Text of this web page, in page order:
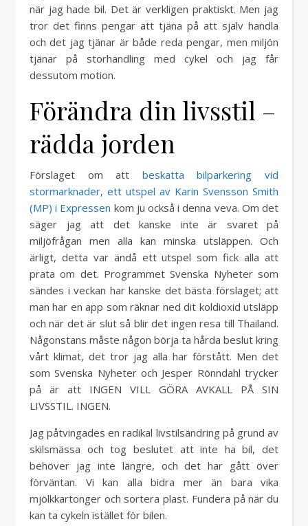
när jag hade bil. Det är verkligen praktiskt. Men jag
tror det finns pengar att tjäna på att själv handla
och det jag tjänar är både reda pengar, men miljön
tjänar på storhandling med cykel och jag får
dessutom motion.
Förändra din livsstil –
rädda jorden
Förslaget om att beskatta bilparkering vid
stormarknader, ett utspel av Karin Svensson Smith
(MP) i Expressen kom ju också i denna veva. Om det
säger jag att det kanske inte är svaret på
miljöfrågan men alla kan minska utsläppen. Och
ärligt, detta var ändå ett utspel som fick alla att
prata om det. Programmet Svenska Nyheter som
sändes i veckan har kanske det bästa förslaget; att
man har en app som räknar ned dit koldioxid utsläpp
och när det är slut så blir det ingen resa till Thailand.
Någonstans måste någon börja ta hårda beslut kring
vårt klimat, det tror jag alla har förstått. Men det
som Svenska Nyheter och Jesper Rönndahl trycker
på är att INGEN VILL GÖRA AVKALL PÅ SIN
LIVSSTIL. INGEN.
Jag påtvingades en radikal livstilsändring på grund av
skilsmässa och tog beslutet att inte ha bil, det
behöver jag inte längre, och det har gått över
förväntan. Vi kan alla bidra mer än bara vika
mjölkkartonger och sortera plast. Fundera på när du
kan ta cykeln istället för bilen.